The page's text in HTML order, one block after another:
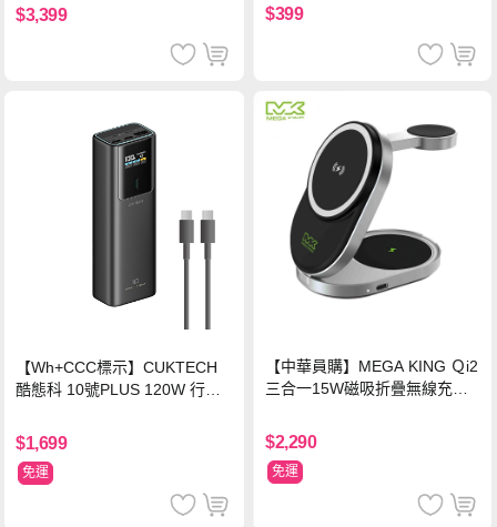
$3,399 $399
【Wh+CCC標示】CUKTECH
酷態科 10號PLUS 120W 行動
色
$1,699
免運
【中華員購】MEGA KING Ｑi2
三合一15W磁吸折疊無線充電
$2,290
免運